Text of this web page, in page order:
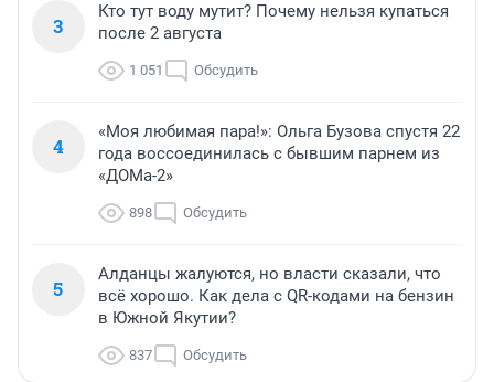
3
Кто тут воду мутит? Почему нельзя купаться
после 2 августа
1 051 Обсудить
4
«Моя любимая пара!»: Ольга Бузова спустя 22
года воссоединилась с бывшим парнем из
«ДОМа-2»
898 Обсудить
5
Алданцы жалуются, но власти сказали, что
всё хорошо. Как дела с QR-кодами на бензин
в Южной Якутии?
837 Обсудить